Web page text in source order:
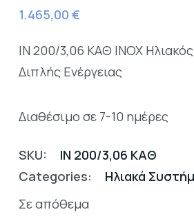
1.465,00€
IN 200/3,06 ΚΑΘ INOX
Διπλής Ενέργειας
Διαθέσιμο σε 7-10 ημέρες
SKU:
IN 200/3,06 ΚΑΘ
Categories:
Ηλιακά
Σε απόθεμα